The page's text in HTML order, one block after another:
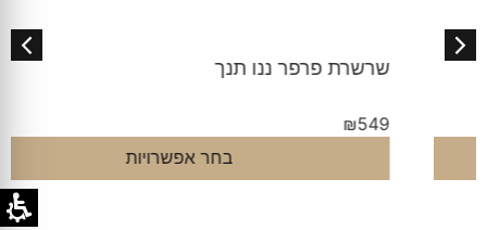
שרשרת פרפר ננו תנך
בחר אפשרויות